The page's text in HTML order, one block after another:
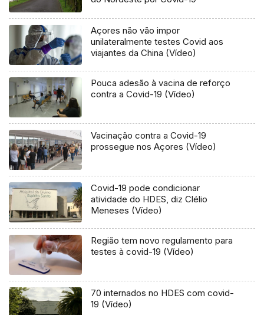
Açores não vão impor
unilateralmente testes Covid aos
viajantes da China (Vídeo)
Pouca adesão à vacina de reforço
contra a Covid-19 (Vídeo)
Vacinação contra a Covid-19
prossegue nos Açores (Vídeo)
Covid-19 pode condicionar
atividade do HDES, diz Clélio
Meneses (Vídeo)
Região tem novo regulamento para
testes à covid-19 (Vídeo)
70 internados no HDES com covid-
19 (Vídeo)